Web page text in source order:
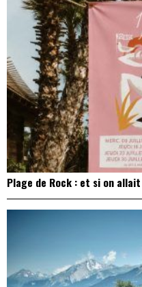
Plage de Rock : et si on